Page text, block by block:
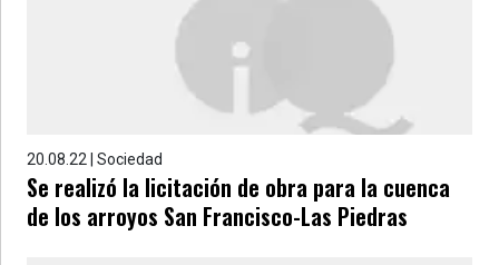
20.08.22 | Sociedad
Se realizó la licitación de obra para la cuenca
de los arroyos San Francisco-Las Piedras